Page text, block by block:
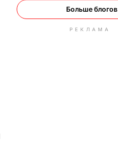
Больше блогов
РЕКЛАМА